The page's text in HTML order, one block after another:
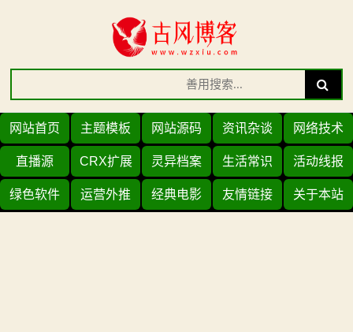
Search
for:
Search
网站首页 主题模板 网站源码 资讯杂谈 网络技术
直播源 CRX扩展 灵异档案 生活常识 活动线报
绿色软件 运营外推 经典电影 友情链接 关于本站